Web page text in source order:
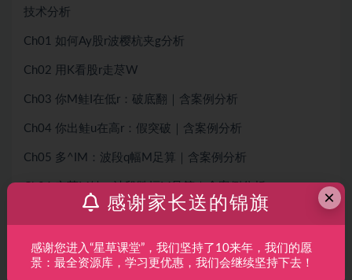
技术分析
Ch01 如何Ay股r波樱杭夹g分析
Ch02 用K看股r走荩W
Ch03 你M鲑I在低r：破底翻｜含案例分析
Ch04 你出鲑u在高r：假突破｜含案例分析
Ch05 多^IM：波段q幅M足算｜含案例分析
Ch06 空芜M鲇：波段跌幅M足算｜含案例分析
Ch07 P整湎蛏系年PI指耍菏咳切蔚撞q幅M足算｜含案例分
Ch08 P整湎蛳碌年PI指耍菏咳切晤^部跌幅M足算｜含案例
×
感谢家长送的锦旗
感谢您进入“星草课堂”，我们坚持了10来年，我们的愿
景：最全资源库，学习更优惠，我们会继续坚持下去！